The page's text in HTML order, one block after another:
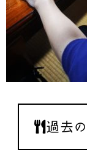
過去